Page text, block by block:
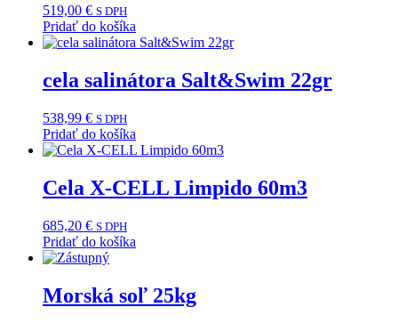
519,00 € S DPH
Pridať do košíka
cela salinátora Salt&Swim 22gr
538,99 € S DPH
Pridať do košíka
Cela X-CELL Limpido 60m3
685,20 € S DPH
Pridať do košíka
Morská soľ 25kg